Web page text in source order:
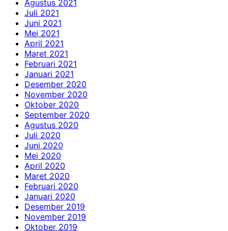
Agustus 2021
Juli 2021
Juni 2021
Mei 2021
April 2021
Maret 2021
Februari 2021
Januari 2021
Desember 2020
November 2020
Oktober 2020
September 2020
Agustus 2020
Juli 2020
Juni 2020
Mei 2020
April 2020
Maret 2020
Februari 2020
Januari 2020
Desember 2019
November 2019
Oktober 2019